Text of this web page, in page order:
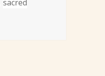
sacred